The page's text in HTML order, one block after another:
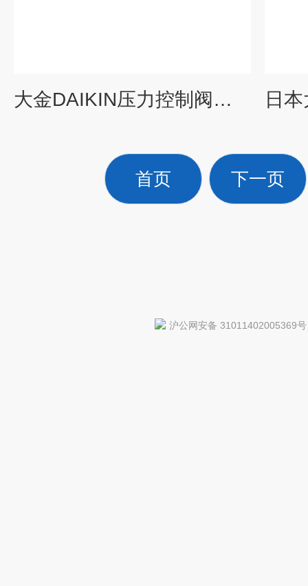
大金DAIKIN压力控制阀结构的使用用途
首页 下一页
沪公网安备 31011402005369号